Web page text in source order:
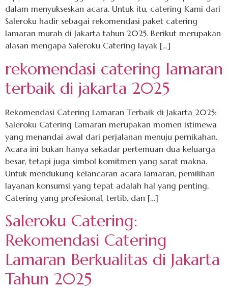
dalam menyukseskan acara. Untuk itu, catering Kami dari
Saleroku hadir sebagai rekomendasi paket catering
lamaran murah di Jakarta tahun 2025. Berikut merupakan
alasan mengapa Saleroku Catering layak […]
rekomendasi catering lamaran
terbaik di jakarta 2025
Rekomendasi Catering Lamaran Terbaik di Jakarta 2025:
Saleroku Catering Lamaran merupakan momen istimewa
yang menandai awal dari perjalanan menuju pernikahan.
Acara ini bukan hanya sekadar pertemuan dua keluarga
besar, tetapi juga simbol komitmen yang sarat makna.
Untuk mendukung kelancaran acara lamaran, pemilihan
layanan konsumsi yang tepat adalah hal yang penting.
Catering yang profesional, tertib, dan […]
Saleroku Catering:
Rekomendasi Catering
Lamaran Berkualitas di Jakarta
Tahun 2025